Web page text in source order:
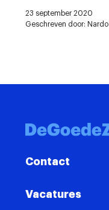
23 september 2020
Geschreven door: Nardo
Contact
Vacatures